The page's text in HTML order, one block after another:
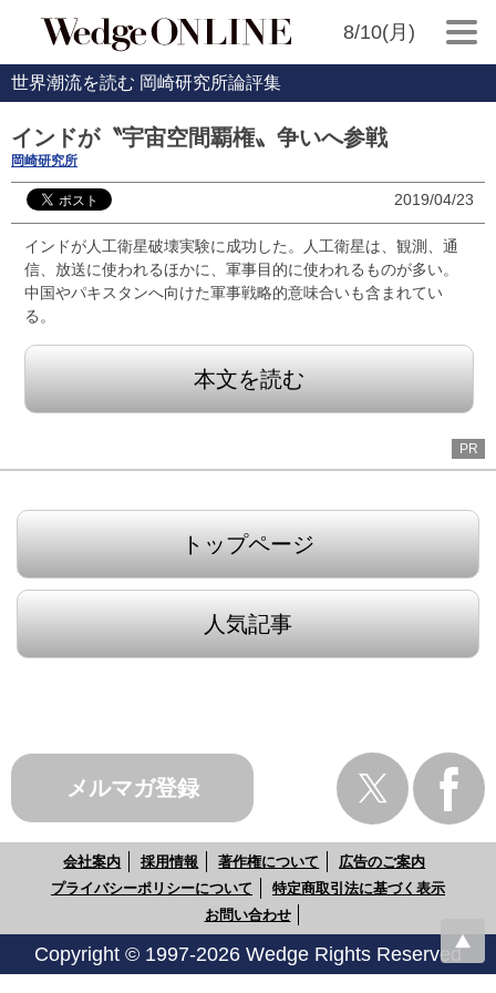
8/10(月)
世界潮流を読む 岡崎研究所論評集
インドが〝宇宙空間覇権〟争いへ参戦
岡崎研究所
2019/04/23
インドが人工衛星破壊実験に成功した。人工衛星は、観測、通
信、放送に使われるほかに、軍事目的に使われるものが多い。
中国やパキスタンへ向けた軍事戦略的意味合いも含まれてい
る。
本文を読む
PR
トップページ
人気記事
メルマガ登録
会社案内 採用情報 著作権について
広告のご案内
プライバシーポリシーについて
特定商取引法に基づく表示
お問い合わせ
Copyright © 1997-2026 Wedge Rights Reserved